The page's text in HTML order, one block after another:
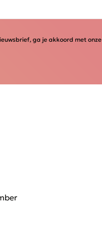
ga je akkoord met onze